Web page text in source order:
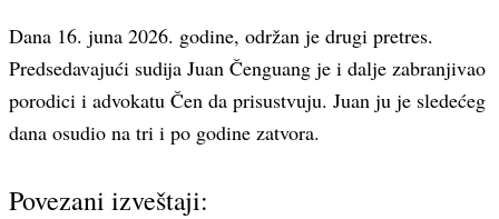
Dana 16. juna 2026. godine, održan je drugi pretres.
Predsedavajući sudija Juan Čenguang je i dalje zabranjivao
porodici i advokatu Čen da prisustvuju. Juan ju je sledećeg
dana osudio na tri i po godine zatvora.
Povezani izveštaji: